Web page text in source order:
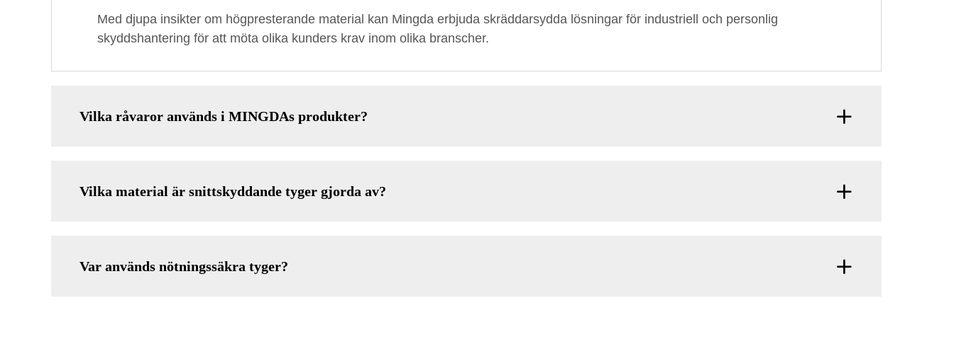
Med djupa insikter om högpresterande material kan Mingda erbjuda skräddarsydda lösningar för industriell och personlig
skyddshantering för att möta olika kunders krav inom olika branscher.
Vilka råvaror används i MINGDAs produkter?
Vilka material är snittskyddande tyger gjorda av?
Var används nötningssäkra tyger?